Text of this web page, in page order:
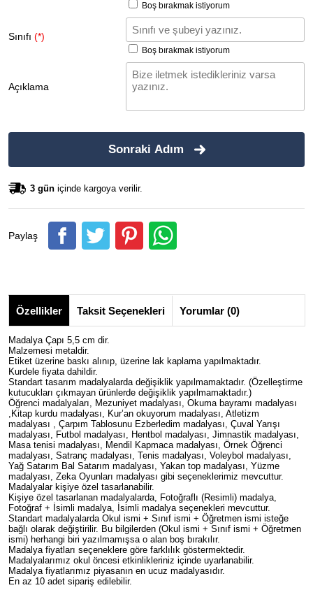
Boş bırakmak istiyorum
Sınıfı (*)
Boş bırakmak istiyorum
Açıklama
Sonraki Adım
3 gün içinde kargoya verilir.
Paylaş
Özellikler Taksit Seçenekleri Yorumlar (0)
Madalya Çapı 5,5 cm dir.
Malzemesi metaldir.
Etiket üzerine baskı alınıp, üzerine lak kaplama yapılmaktadır.
Kurdele fiyata dahildir.
Standart tasarım madalyalarda değişiklik yapılmamaktadır. (Özelleştirme
kutucukları çıkmayan ürünlerde değişiklik yapılmamaktadır.)
Öğrenci madalyaları, Mezuniyet madalyası, Okuma bayramı madalyası
,Kitap kurdu madalyası, Kur’an okuyorum madalyası, Atletizm
madalyası , Çarpım Tablosunu Ezberledim madalyası, Çuval Yarışı
madalyası, Futbol madalyası, Hentbol madalyası, Jimnastik madalyası,
Masa tenisi madalyası, Mendil Kapmaca madalyası, Örnek Öğrenci
madalyası, Satranç madalyası, Tenis madalyası, Voleybol madalyası,
Yağ Satarım Bal Satarım madalyası, Yakan top madalyası, Yüzme
madalyası, Zeka Oyunları madalyası gibi seçeneklerimiz mevcuttur.
Madalyalar kişiye özel tasarlanabilir.
Kişiye özel tasarlanan madalyalarda, Fotoğraflı (Resimli) madalya,
Fotoğraf + İsimli madalya, İsimli madalya seçenekleri mevcuttur.
Standart madalyalarda Okul ismi + Sınıf ismi + Öğretmen ismi isteğe
bağlı olarak değiştirilir. Bu bilgilerden (Okul ismi + Sınıf ismi + Öğretmen
ismi) herhangi biri yazılmamışsa o alan boş bırakılır.
Madalya fiyatları seçeneklere göre farklılık göstermektedir.
Madalyalarımız okul öncesi etkinlikleriniz içinde uyarlanabilir.
Madalya fiyatlarımız piyasanın en ucuz madalyasıdır.
En az 10 adet sipariş edilebilir.